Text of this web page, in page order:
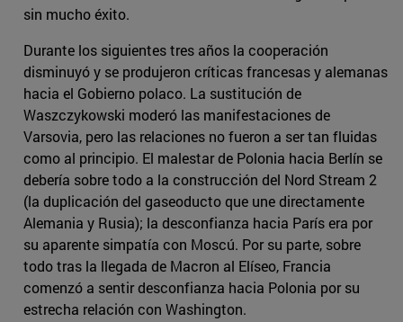
sin mucho éxito.
Durante los siguientes tres años la cooperación
disminuyó y se produjeron críticas francesas y alemanas
hacia el Gobierno polaco. La sustitución de
Waszczykowski moderó las manifestaciones de
Varsovia, pero las relaciones no fueron a ser tan fluidas
como al principio. El malestar de Polonia hacia Berlín se
debería sobre todo a la construcción del Nord Stream 2
(la duplicación del gaseoducto que une directamente
Alemania y Rusia); la desconfianza hacia París era por
su aparente simpatía con Moscú. Por su parte, sobre
todo tras la llegada de Macron al Elíseo, Francia
comenzó a sentir desconfianza hacia Polonia por su
estrecha relación con Washington.